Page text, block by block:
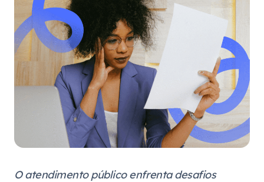
O atendimento público enfrenta desafios